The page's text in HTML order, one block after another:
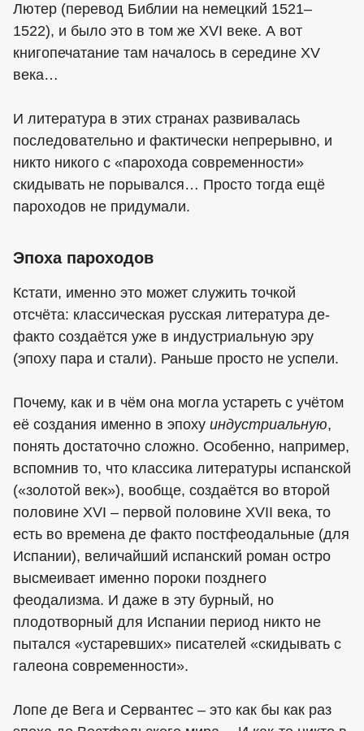
Лютер (перевод Библии на немецкий 1521–
1522), и было это в том же XVI веке. А вот
книгопечатание там началось в середине XV
века…
И литература в этих странах развивалась
последовательно и фактически непрерывно, и
никто никого с «парохода современности»
скидывать не порывался… Просто тогда ещё
пароходов не придумали.
Эпоха пароходов
Кстати, именно это может служить точкой
отсчёта: классическая русская литература де-
факто создаётся уже в индустриальную эру
(эпоху пара и стали). Раньше просто не успели.
Почему, как и в чём она могла устареть с учётом
её создания именно в эпоху индустриальную,
понять достаточно сложно. Особенно, например,
вспомнив то, что классика литературы испанской
(«золотой век»), вообще, создаётся во второй
половине XVI – первой половине XVII века, то
есть во времена де факто постфеодальные (для
Испании), величайший испанский роман остро
высмеивает именно пороки позднего
феодализма. И даже в эту бурный, но
плодотворный для Испании период никто не
пытался «устаревших» писателей «скидывать с
галеона современности».
Лопе де Вега и Сервантес – это как бы как раз